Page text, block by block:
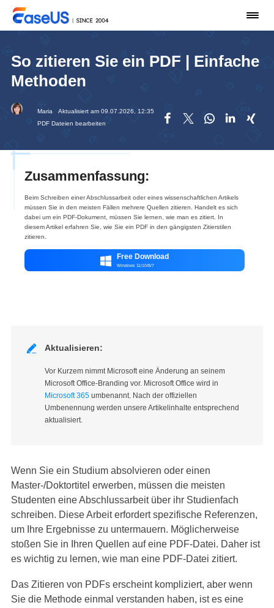
So zitieren Sie ein PDF | Einfache
Methoden
Maria
Aktualisiert am 09.07.2026, 12:35
PDF Dateien bearbeiten
    
Zusammenfassung:
Beim Schreiben einer Abschlussarbeit oder eines wissenschaftlichen Artikels
müssen Sie in den meisten Fällen mehrere Quellen zitieren. Handelt es sich
dabei um ein PDF-Dokument, müssen Sie lernen, wie man es zitiert. In
diesem Artikel erfahren Sie, wie Sie ein PDF in den gängigsten Zitierstilen
zitieren.
 Free Download
Windows 11/10/8/7
 Aktualisieren:
Vor Kurzem nimmt Microsoft eine Änderung an seinem
Microsoft Office-Branding vor. Microsoft Office wird in
Microsoft 365umbenannt. Nach der offiziellen
Umbenennung werden unsere Artikelinhalte entsprechend
aktualisiert.
Wenn Sie ein Studium absolvieren oder einen
Master-/Doktortitel erwerben, müssen die meisten
Studenten eine Abschlussarbeit über ihr Studienfach
schreiben. Diese Arbeit erfordert spezifische Referenzen,
um Ihre Ergebnisse zu untermauern. Möglicherweise
stoßen Sie in Ihren Quellen auf eine PDF-Datei. Daher ist
es wichtig zu lernen, wie man eine PDF-Datei zitiert.
Das Zitieren von PDFs erscheint kompliziert, aber wenn
Sie die Methode einmal verstanden haben, ist es eine